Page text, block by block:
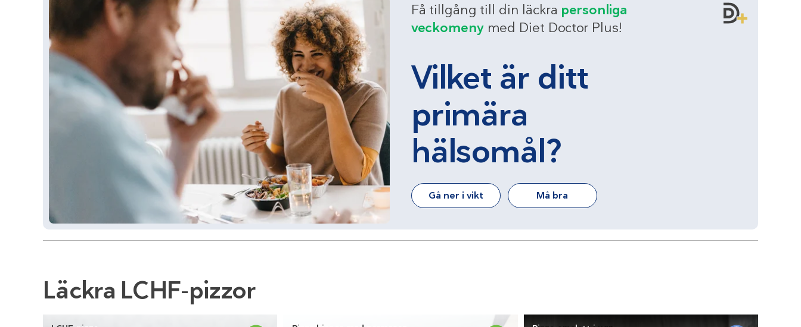
Få tillgång till din läckra personliga
veckomenymed Diet Doctor Plus!
Vilket är ditt
primära
hälsomål?
Gå ner i vikt Må bra
Läckra LCHF-pizzor